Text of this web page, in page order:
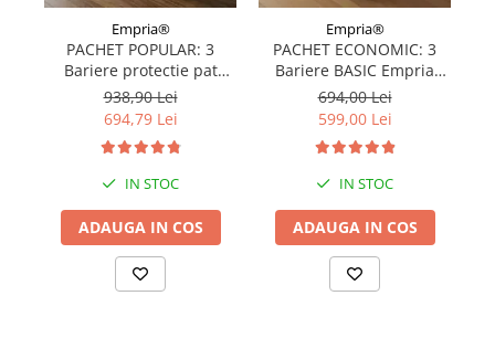
Empria®
PACHET POPULAR: 3
Bariere protectie pat
copii, SELECT, 160x200
cm
938,90 Lei
694,79 Lei
IN STOC
ADAUGA IN COS
Empria®
PACHET ECONOMIC: 3
Bariere BASIC Empria
protectie pat 160X200 cm
+ bara stabilizatoare
694,00 Lei
599,00 Lei
IN STOC
ADAUGA IN COS